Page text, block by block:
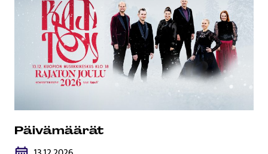
Päivämäärät